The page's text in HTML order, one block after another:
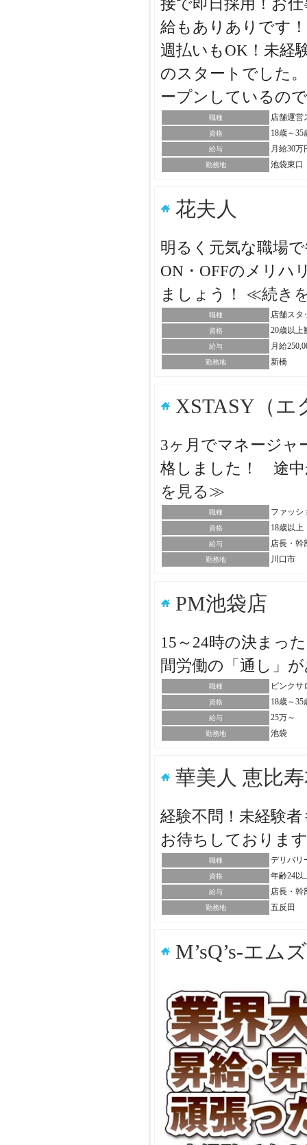
接で即日採用！お
給もありありです
週払いもOK！未経
のスタートでした
ープンしているの
職種 店舗運営
資格 18歳～
給与 月給30
勤務地 池袋東口
花夫人
明るく元気な職場
ON・OFFのメリハ
ましょう！ ≪続き
職種 店舗スタ
資格 20歳以
給与 月給
勤務地 新橋
XSTASY（エ
3ヶ月でマネージャ
格しました！ 途中
を見る≫
職種 ファッシ
資格 18歳以
給与 店長・幹
勤務地 川口市
PM池袋店
15～24時の決まっ
間労働の「通し」
職種 ピンクサ
資格 18歳～35
給与 25万～
勤務地 池袋
華美人 恵比
経験不問！未経験
お待ちしておりま
職種 デリバリ
資格 年齢24以
給与 店長・幹
勤務地 五反田
M’sQ’s-エム